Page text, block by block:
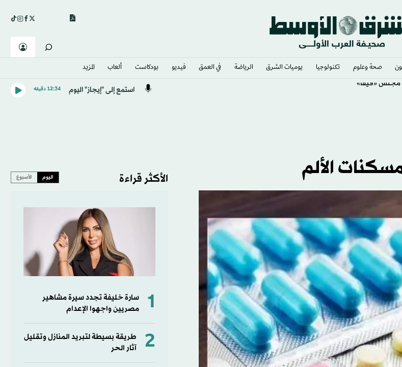
صحة وعلوم تكنولوجيا يوميات الشرق​ الرياضة في العمق فيديو بودكاست ألعاب المزيد
«فيفا» استمع إلى "إيجاز" اليوم 12:34 دقيقه
الألم الأكثر قراءة اليوم الأسبوع
1
سارة خليفة تجدد سيرة مشاهير
مصريين واجهوا الإعدام
2
طريقة بسيطة لتبريد المنازل وتقليل
آثار الحر